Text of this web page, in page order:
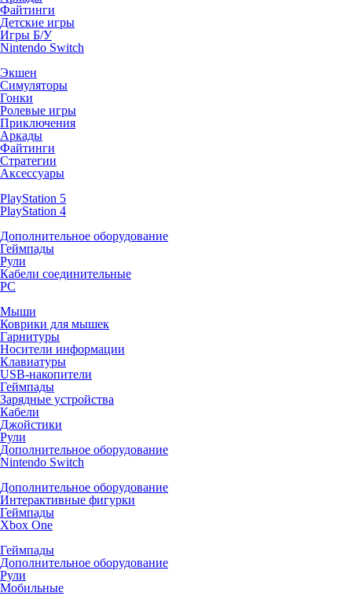
Файтинги
Детские игры
Игры Б/У
Nintendo Switch
Экшен
Симуляторы
Гонки
Ролевые игры
Приключения
Аркады
Файтинги
Стратегии
Аксессуары
PlayStation 5
PlayStation 4
Дополнительное оборудование
Геймпады
Рули
Кабели соединительные
PC
Мыши
Коврики для мышек
Гарнитуры
Носители информации
Клавиатуры
USB-накопители
Геймпады
Зарядные устройства
Кабели
Джойстики
Рули
Дополнительное оборудование
Nintendo Switch
Дополнительное оборудование
Интерактивные фигурки
Геймпады
Xbox One
Геймпады
Дополнительное оборудование
Рули
Мобильные